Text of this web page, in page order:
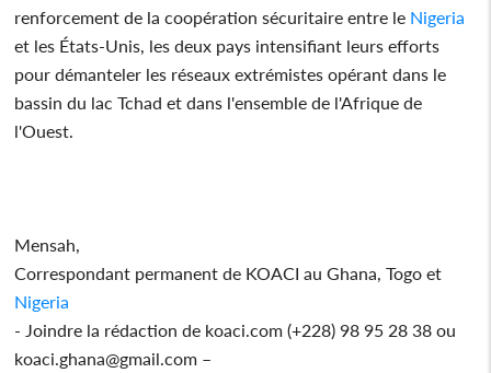
renforcement de la coopération sécuritaire entre le Nigeria
et les États-Unis, les deux pays intensifiant leurs efforts
pour démanteler les réseaux extrémistes opérant dans le
bassin du lac Tchad et dans l'ensemble de l'Afrique de
l'Ouest.
Mensah,
Correspondant permanent de KOACI au Ghana, Togo et
Nigeria
- Joindre la rédaction de koaci.com (+228) 98 95 28 38 ou
koaci.ghana@gmail.com –